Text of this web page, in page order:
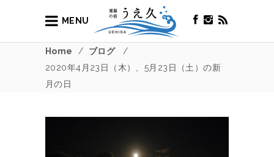
MENU
Home / ブログ
/
2020年4月23日（木）、5月23日（土）の新
月の日